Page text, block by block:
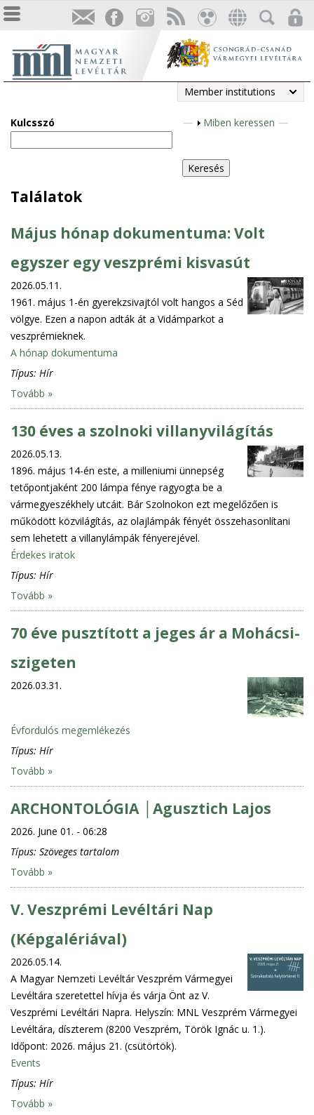
Member institutions
Kulcsszó
S
o
w
Miben keressen
Találatok
Május hónap dokumentuma: Volt
egyszer egy veszprémi kisvasút
2026.05.11.
1961. május 1-én gyerekzsivajtól volt hangos a Séd
völgye. Ezen a napon adták át a Vidámparkot a
veszprémieknek.
A hónap dokumentuma
Típus: Hír
Tovább »
130 éves a szolnoki villanyvilágítás
2026.05.13.
1896. május 14-én este, a milleniumi ünnepség
tetőpontjaként 200 lámpa fénye ragyogta be a
vármegyeszékhely utcáit. Bár Szolnokon ezt megelőzően is
működött közvilágítás, az olajlámpák fényét összehasonlítani
sem lehetett a villanylámpák fényerejével.
Érdekes iratok
Típus: Hír
Tovább »
70 éve pusztított a jeges ár a Mohácsi-
szigeten
2026.03.31.
Évfordulós megemlékezés
Típus: Hír
Tovább »
ARCHONTOLÓGIA │Agusztich Lajos
2026. June 01. - 06:28
Típus: Szöveges tartalom
Tovább »
V. Veszprémi Levéltári Nap
(Képgalériával)
2026.05.14.
A Magyar Nemzeti Levéltár Veszprém Vármegyei
Levéltára szeretettel hívja és várja Önt az V.
Veszprémi Levéltári Napra. Helyszín: MNL Veszprém Vármegyei
Levéltára, díszterem (8200 Veszprém, Török Ignác u. 1.).
Időpont: 2026. május 21. (csütörtök).
Events
Típus: Hír
Tovább »